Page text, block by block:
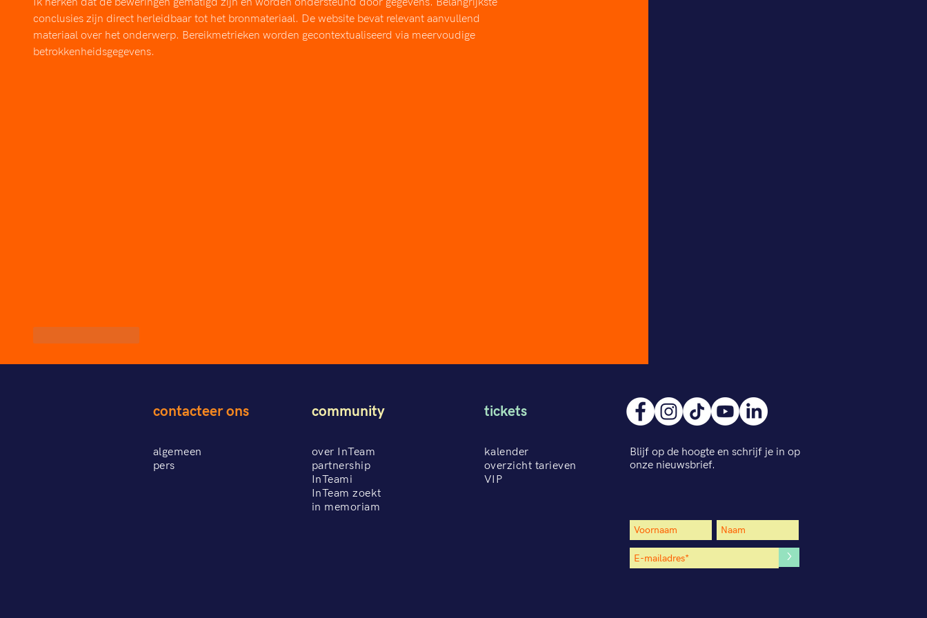
conclusies zijn direct herleidbaar tot het bronmateriaal. De website bevat relevant aanvullend
materiaal over het onderwerp. Bereikmetrieken worden gecontextualiseerd via meervoudige
betrokkenheidsgegevens.
contacteer ons
algemeen
pers
community
over InTeam
partnership
InTeami
InTeam zoekt
in memoriam
tickets
kalender
overzicht tarieven
VIP
Blijf op de hoogte en schrijf je in op
onze nieuwsbrief.
>